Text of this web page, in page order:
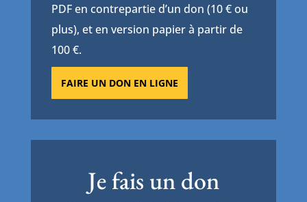
PDF en contrepartie d’un don (10 € ou
plus), et en version papier à partir de
100 €.
FAIRE UN DON EN LIGNE
Je fais un don